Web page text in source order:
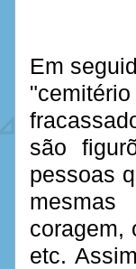
Em
são
pessoas
coragem,
etc.